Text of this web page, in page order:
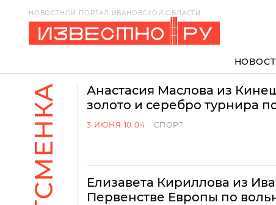
НОВОСТНОЙ ПОРТАЛ ИВАНОВСКОЙ ОБЛАСТИ
Анастасия Маслова из
золото и серебро турнира
3 ИЮНЯ 10:04 СПОРТ
Елизавета Кириллова из
Первенстве Европы по